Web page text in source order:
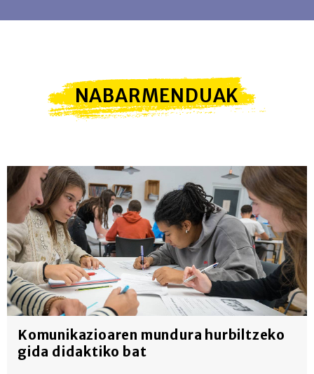
NABARMENDUAK
Komunikazioaren mundura hurbiltzeko
gida didaktiko bat